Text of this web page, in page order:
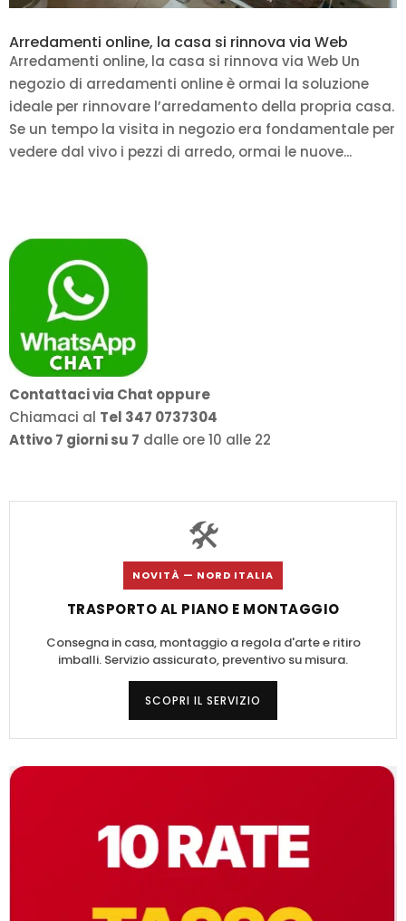
Arredamenti online, la casa si rinnova via Web
Arredamenti online, la casa si rinnova via Web Un
negozio di arredamenti online è ormai la soluzione
ideale per rinnovare l’arredamento della propria casa.
Se un tempo la visita in negozio era fondamentale per
vedere dal vivo i pezzi di arredo, ormai le nuove...
Contattaci via Chat oppure
Chiamaci al Tel 347 0737304
Attivo 7 giorni su 7 dalle ore 10 alle 22
🛠️
NOVITÀ — NORD ITALIA
TRASPORTO AL PIANO E MONTAGGIO
Consegna in casa, montaggio a regola d'arte e ritiro
imballi. Servizio assicurato, preventivo su misura.
SCOPRI IL SERVIZIO